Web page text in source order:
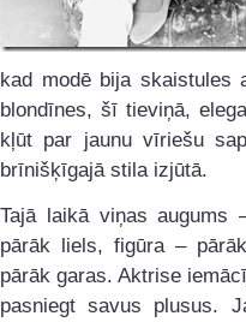
kad modē bija skaistules
blondīnes, šī tieviņā,
kļūt par jaunu vīriešu
brīnišķīgajā stila izjūtā.
Tajā laikā viņas
pārāk liels, figūra –
pārāk garas. Aktrise
pasniegt savus plusus.